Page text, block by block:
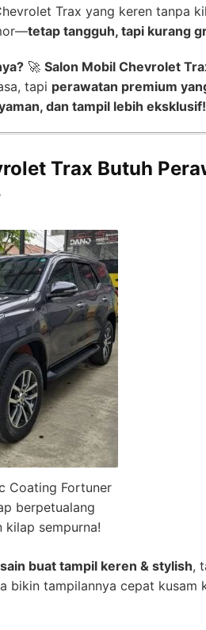
Trax yang keren tanpa
tetap tangguh, tapi kurang
🚀 Salon Mobil Chevrolet
tapi perawatan premium
dan tampil lebih eksklusif!
Trax Butuh
Coating Fortuner
berpetualang
kilap sempurna!
buat tampil keren & stylish,
bikin tampilannya cepat kusam